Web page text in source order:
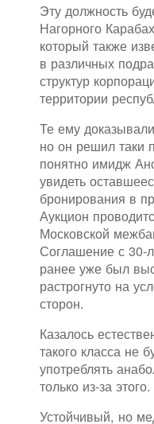
Эту должность
Нагорного
который также
в различных
структур
территории
Те ему
но он решил таки
понятно имидж
увидеть
бронирования в
Аукцион
Московской
Соглашение с 30-
ранее уже был
растрогнуто на
сторон.
Казалось
такого класса не
употреблять
только из-за этого.
Устойчивый, но